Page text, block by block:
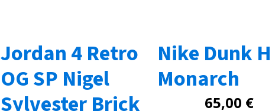
Jordan 4 Retro
OG SP Nigel
Sylvester Brick
Nike Dunk
Monarch
65,00 €